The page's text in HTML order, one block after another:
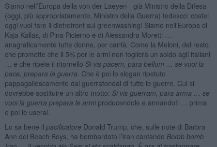
Siamo nell’Europa della von der Laeyen - già Ministro della Difesa
(oggi, più appropriatamente, Ministro della Guerra) tedesco: costei
oggi vuol fare il dietrofront sul greenwashing! Siamo nell’Europa di
Kaja Kallas, di Pina Picierno e di Alessandra Moretti …
anagraficamente tutte donne, per carità. Come la Meloni, del resto,
che promette che il 5% per le armi non toglierà un soldo agli italiani
… e che ripete il ritornello Si vis pacem, para bellum … se vuoi la
pace, prepara la guerra. Che è poi lo slogan ripetuto
pappagallescamente dai guerrafondai di tutte le guerre. Cui si
dovrebbe sostituire un altro motto: Si vis guerram, para arma … se
vuoi la guerra prepara le armi producendole e armandoti … prima
o poi le userai.
Lo sa bene il pacificatore Donald Trump, che, sulle note di Barbra
Ann dei Beach Boys, ha bombardato l’Iran cantando Bomb bomb